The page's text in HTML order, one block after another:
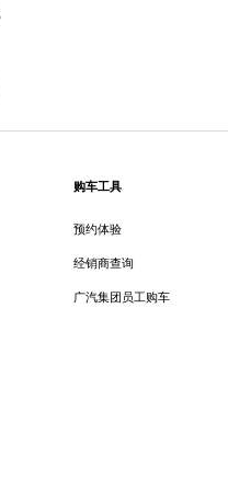
购车工具
预约体验
经销商查询
广汽集团员工购车